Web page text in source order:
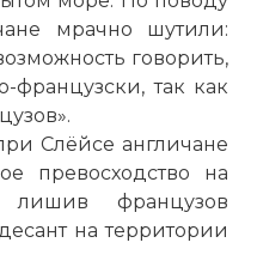
мрачно шутили:
говорить,
французски, так как
Слёйсе англичане
превосходство на
лишив французов
на территории